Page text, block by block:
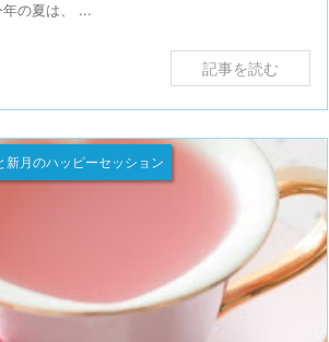
の夏は、 ...
記事を読む
新月のハッピーセッション